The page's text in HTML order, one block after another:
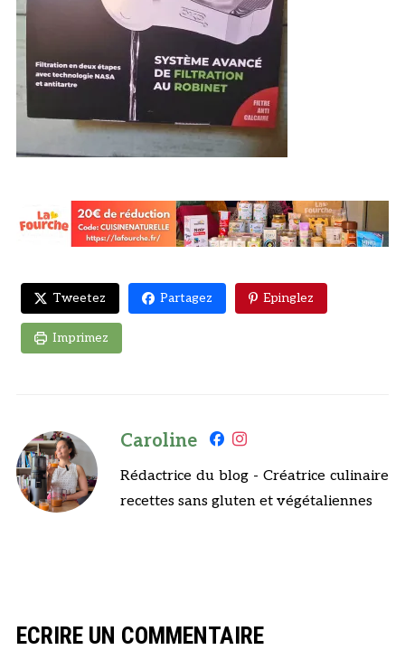
Tweetez Partagez Epinglez
Imprimez
Caroline
Rédactrice du blog - Créatrice culinaire
recettes sans gluten et végétaliennes
ECRIRE UN COMMENTAIRE